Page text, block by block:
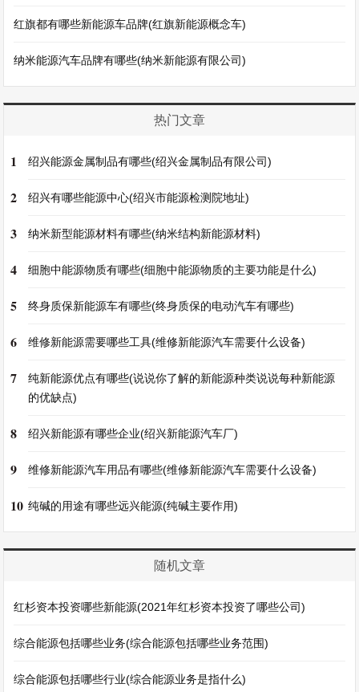
红旗都有哪些新能源车品牌(红旗新能源概念车)
纳米能源汽车品牌有哪些(纳米新能源有限公司)
热门文章
1 绍兴能源金属制品有哪些(绍兴金属制品有限公司)
2 绍兴有哪些能源中心(绍兴市能源检测院地址)
3 纳米新型能源材料有哪些(纳米结构新能源材料)
4 细胞中能源物质有哪些(细胞中能源物质的主要功能是什么)
5 终身质保新能源车有哪些(终身质保的电动汽车有哪些)
6 维修新能源需要哪些工具(维修新能源汽车需要什么设备)
7
纯新能源优点有哪些(说说你了解的新能源种类说说每种新能源
的优缺点)
8 绍兴新能源有哪些企业(绍兴新能源汽车厂)
9 维修新能源汽车用品有哪些(维修新能源汽车需要什么设备)
10 纯碱的用途有哪些远兴能源(纯碱主要作用)
随机文章
红杉资本投资哪些新能源(2021年红杉资本投资了哪些公司)
综合能源包括哪些业务(综合能源包括哪些业务范围)
综合能源包括哪些行业(综合能源业务是指什么)